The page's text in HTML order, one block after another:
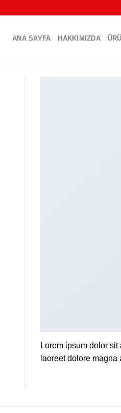
ANA SAYFA HAKKIMIZDA
Lorem ipsum dolor
laoreet dolore